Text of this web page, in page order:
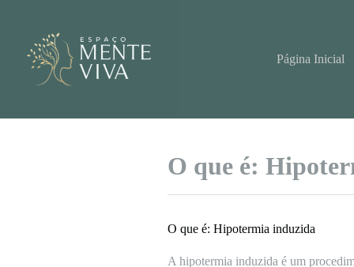
conteúdo
Página Inicial
O que é:
O que é: Hipotermia induzida
A hipotermia induzida é um